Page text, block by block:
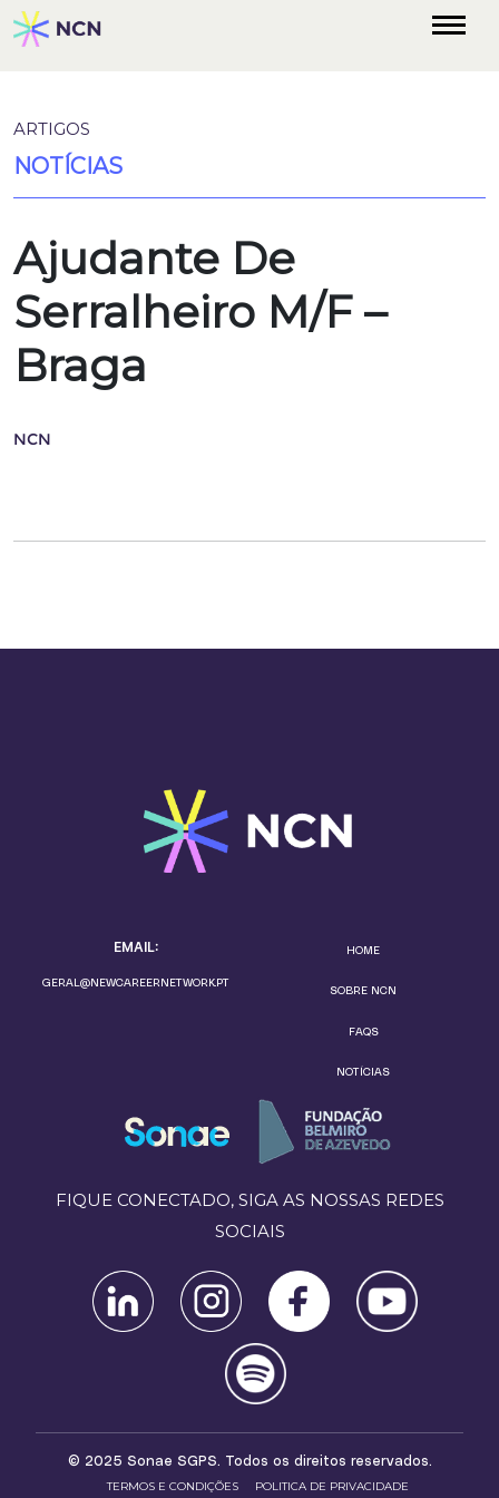
ARTIGOS
NOTÍCIAS
Ajudante De
Serralheiro M/F –
Braga
NCN
EMAIL:
GERAL@NEWCAREERNETWORK.PT
HOME
SOBRE NCN
FAQS
NOTÍCIAS
FIQUE CONECTADO, SIGA AS NOSSAS REDES
SOCIAIS
© 2025 Sonae SGPS. Todos os direitos reservados.
TERMOS E CONDIÇÕES
POLITICA DE PRIVACIDADE